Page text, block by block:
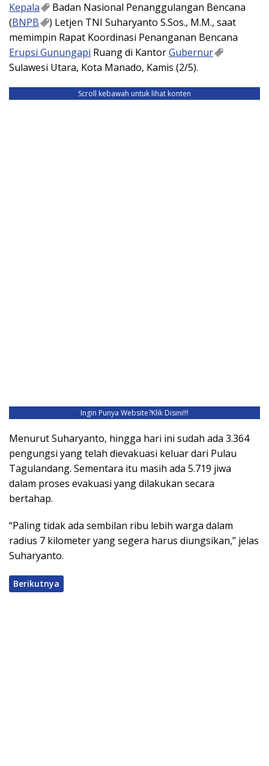
Kepala
Badan Nasional Penanggulangan Bencana
(BNPB
) Letjen TNI Suharyanto S.Sos., M.M., saat
memimpin Rapat Koordinasi Penanganan Bencana
Erupsi Gunungapi Ruang di KantorGubernur
Sulawesi Utara, Kota Manado, Kamis (2/5).
Scroll kebawah untuk lihat konten
Ingin Punya Website?Klik Disini!!!
Menurut Suharyanto, hingga hari ini sudah ada 3.364
pengungsi yang telah dievakuasi keluar dari Pulau
Tagulandang. Sementara itu masih ada 5.719 jiwa
dalam proses evakuasi yang dilakukan secara
bertahap.
“Paling tidak ada sembilan ribu lebih warga dalam
radius 7 kilometer yang segera harus diungsikan,” jelas
Suharyanto.
Berikutnya